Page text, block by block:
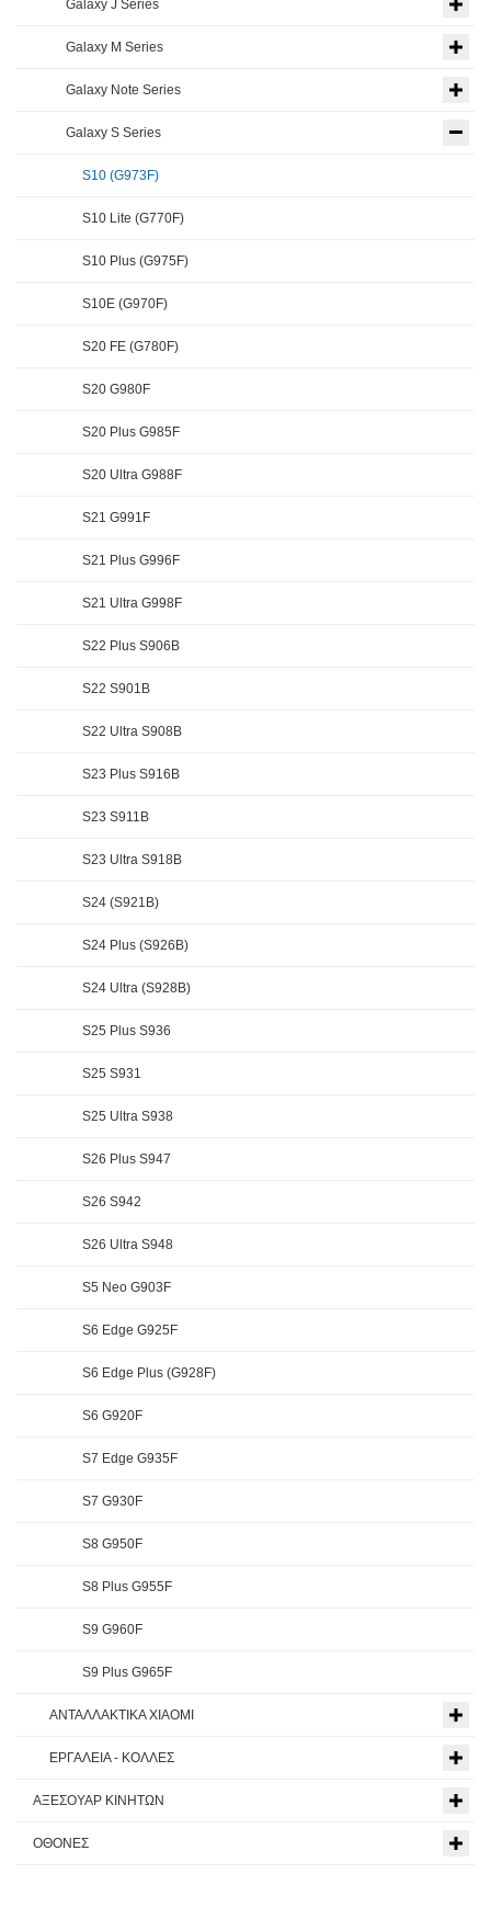
Galaxy J Series
Galaxy M Series
Galaxy Note Series
Galaxy S Series
S10 (G973F)
S10 Lite (G770F)
S10 Plus (G975F)
S10E (G970F)
S20 FE (G780F)
S20 G980F
S20 Plus G985F
S20 Ultra G988F
S21 G991F
S21 Plus G996F
S21 Ultra G998F
S22 Plus S906B
S22 S901B
S22 Ultra S908B
S23 Plus S916B
S23 S911B
S23 Ultra S918B
S24 (S921B)
S24 Plus (S926B)
S24 Ultra (S928B)
S25 Plus S936
S25 S931
S25 Ultra S938
S26 Plus S947
S26 S942
S26 Ultra S948
S5 Neo G903F
S6 Edge G925F
S6 Edge Plus (G928F)
S6 G920F
S7 Edge G935F
S7 G930F
S8 G950F
S8 Plus G955F
S9 G960F
S9 Plus G965F
ΑΝΤΑΛΛΑΚΤΙΚΑ XIAOMI
ΕΡΓΑΛΕΙΑ - ΚΟΛΛΕΣ
ΑΞΕΣΟΥΑΡ ΚΙΝΗΤΩΝ
ΟΘΟΝΕΣ